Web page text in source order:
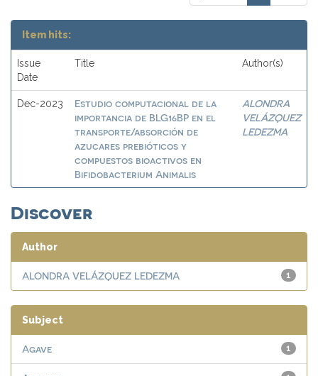
Item hits:
Issue
Date
Title Author(s)
Dec-2023
Estudio computacional de la
importancia de BLG16BP en el
transporte/absorción de
azucares prebióticos y
compuestos bioactivos en
Bifidobacterium Animalis
ALONDRA
VELÁZQUEZ
LEDEZMA
Discover
Author
1
ALONDRA VELÁZQUEZ LEDEZMA
Subject
1
Agave